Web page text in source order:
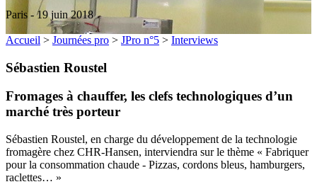
Paris - 19 juin 2018
Accueil > Journées pro > JPro n°5 > Interviews
Sébastien Roustel
Fromages à chauffer, les clefs technologiques d’un
marché très porteur
Sébastien Roustel, en charge du développement de la technologie
fromagère chez CHR-Hansen, interviendra sur le thème « Fabriquer
pour la consommation chaude - Pizzas, cordons bleus, hamburgers,
raclettes… »